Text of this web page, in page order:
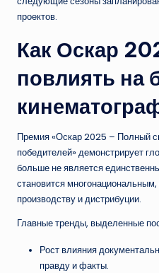
проектов.
Как Оскар
повлиять на
Премия «Оскар 2025 – Полный
победителей» демонстрирует
больше не является
становится
производству и дистрибуции.
Главные тренды, выделенные
Рост влияния
правду и факты.